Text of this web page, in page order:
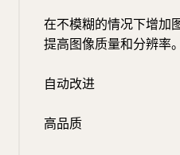
在不模糊的情况下增加
提高图像质量和分辨率。
自动改进
高品质